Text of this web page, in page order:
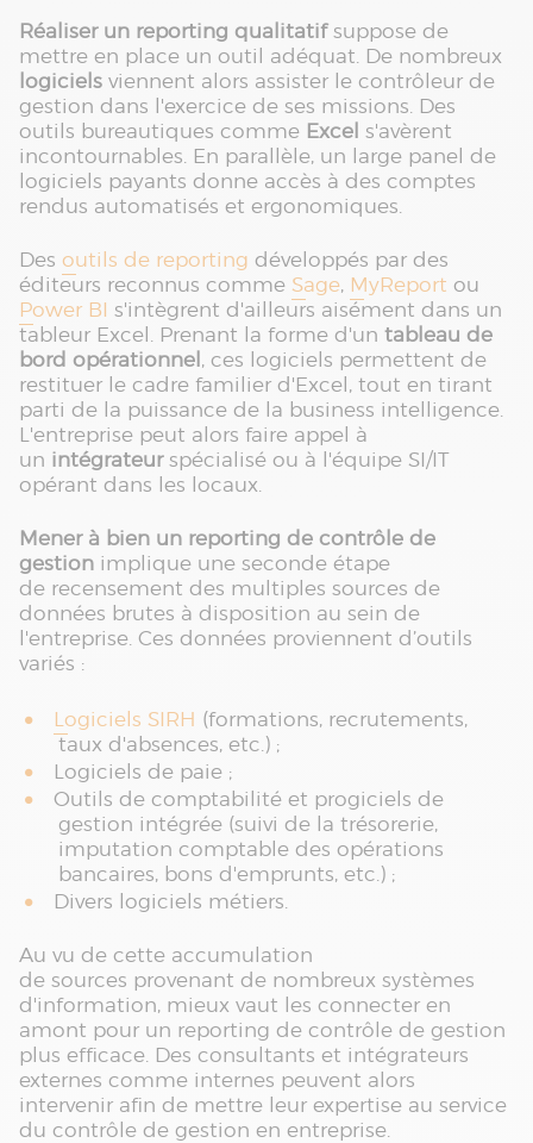
Réaliser un reporting qualitatifsuppose de
mettre en place un outil adéquat. De nombreux
logiciels viennent alors assister le contrôleur de
gestion dans l'exercice de ses missions. Des
outils bureautiques comme Excel s'avèrent
incontournables. En parallèle, un large panel de
logiciels payants donne accès à des comptes
rendus automatisés et ergonomiques.
Des outils de reporting développés par des
éditeurs reconnus comme Sage, MyReport ou
Power BI s'intègrent d'ailleurs aisément dans un
tableur Excel. Prenant la forme d'un tableau de
bord opérationnel , ces logiciels permettent de
restituer le cadre familier d'Excel, tout en tirant
parti de la puissance de la business intelligence.
L'entreprise peut alors faire appel à
un intégrateurspécialisé ou à l'équipe SI/IT
opérant dans les locaux.
Mener à bien un reporting de contrôle de
gestion implique une seconde étape
de recensement des multiples sources de
données brutes à disposition au sein de
l'entreprise. Ces données proviennent d’outils
variés :
Logiciels SIRH (formations, recrutements,
taux d'absences, etc.) ;
Logiciels de paie ;
Outils de comptabilité et progiciels de
gestion intégrée (suivi de la trésorerie,
imputation comptable des opérations
bancaires, bons d'emprunts, etc.) ;
Divers logiciels métiers.
Au vu de cette accumulation
de sources provenant de nombreux systèmes
d'information, mieux vaut les connecter en
amont pour un reporting de contrôle de gestion
plus efficace. Des consultants et intégrateurs
externes comme internes peuvent alors
intervenir afin de mettre leur expertise au service
du contrôle de gestion en entreprise.